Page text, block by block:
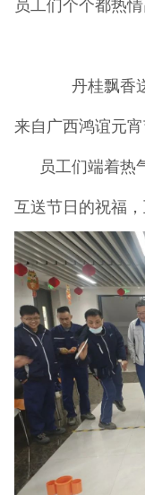
员工们个个都热
丹桂飘香
来自广西鸿谊元
员工们端着热
互送节日的祝福